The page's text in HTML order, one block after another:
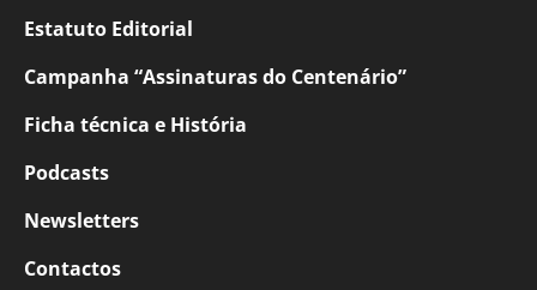
Estatuto Editorial
Campanha “Assinaturas do Centenário”
Ficha técnica e História
Podcasts
Newsletters
Contactos